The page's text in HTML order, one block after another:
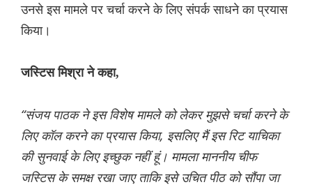
उनसे इस मामले पर चर्चा करने के लिए संपर्क साधने का प्रयास
किया।
जस्टिस मिश्रा ने कहा,
“संजय पाठक ने इस विशेष मामले को लेकर मुझसे चर्चा करने के
लिए कॉल करने का प्रयास किया, इसलिए मैं इस रिट याचिका
की सुनवाई के लिए इच्छुक नहीं हूं। मामला माननीय चीफ
जस्टिस के समक्ष रखा जाए ताकि इसे उचित पीठ को सौंपा जा